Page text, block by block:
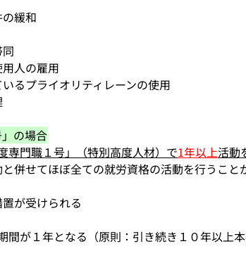
緩和
人の雇用
るプライオリティレーンの使用
の場合
門職１号」（特別高度人材）で1年以上活動
併せてほぼ全ての就労資格の活動を行うこと
が受けられる
が１年となる（原則：引き続き１０年以上本